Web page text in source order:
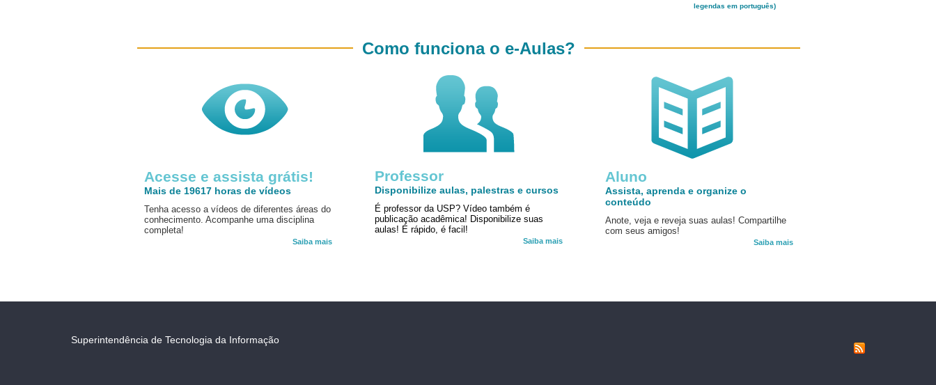
legendas em português)
Acesse e assista grátis!
Mais de 19617 horas de vídeos
Tenha acesso a vídeos de diferentes áreas do
conhecimento. Acompanhe uma disciplina
completa!
Saiba mais
Aluno
Assista, aprenda e organize o
conteúdo
Anote, veja e reveja suas aulas! Compartilhe
com seus amigos!
Saiba mais
Como funciona o e-Aulas?
Professor
Disponibilize aulas, palestras e cursos
É professor da USP? Vídeo também é
publicação acadêmica! Disponibilize suas
aulas! É rápido, é facil!
Saiba mais
Superintendência de Tecnologia da Informação